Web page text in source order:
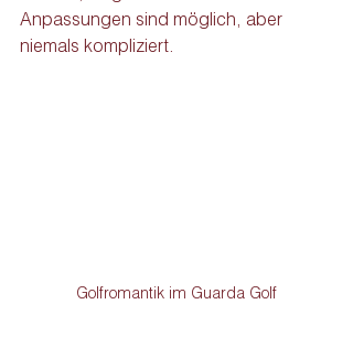
Anpassungen sind möglich, aber
niemals kompliziert.
Golfromantik im Guarda Golf